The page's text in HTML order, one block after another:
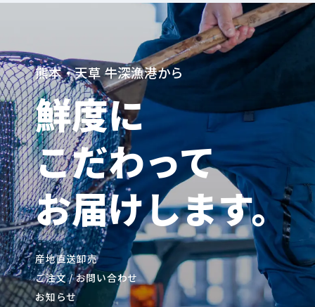
熊本・天草 牛深漁港から
鮮度に
こだわって
お届けします。
産地直送卸売
ご注文 / お問い合わせ
お知らせ